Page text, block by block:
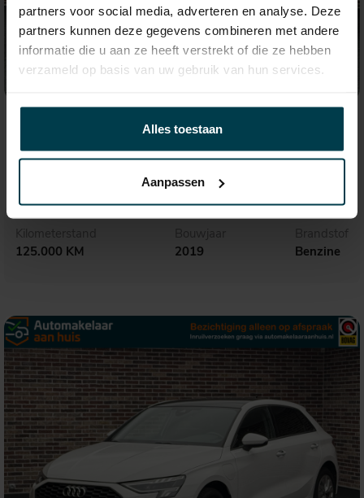
partners voor social media, adverteren en analyse. Deze
partners kunnen deze gegevens combineren met andere
informatie die u aan ze heeft verstrekt of die ze hebben
verzameld op basis van uw gebruik van hun services.
Alles toestaan
Aanpassen
Audi Q3
Kilometerstand
125.000 KM
Bouwjaar
2019
Brandstof
Benzine